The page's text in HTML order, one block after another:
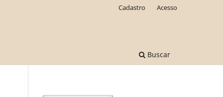
Buscar
Cadastro Acesso